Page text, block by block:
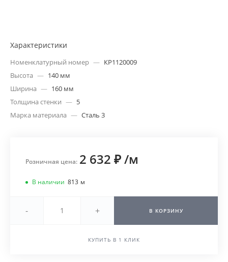
Характеристики
Номенклатурный номер — КР1120009
Высота — 140 мм
Ширина — 160 мм
Толщина стенки — 5
Марка материала — Сталь 3
Розничная цена: 2 632 ₽/м
В наличии 813 м
- + В КОРЗИНУ
КУПИТЬ В 1 КЛИК